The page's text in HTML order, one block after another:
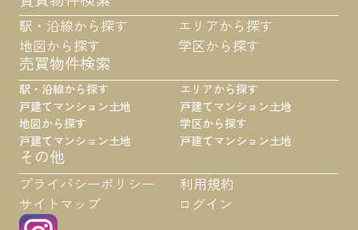
駅・沿線から探す
エリアから探す
地図から探す
学区から探す
売買物件検索
駅・沿線から探す
戸建てマンション土地
地図から探す
戸建てマンション土地
エリアから探す
戸建てマンション土地
学区から探す
戸建てマンション土地
その他
プライバシーポリシー
利用規約
サイトマップ
ログイン